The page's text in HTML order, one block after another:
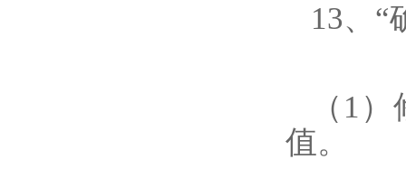
13、“
（1
值。